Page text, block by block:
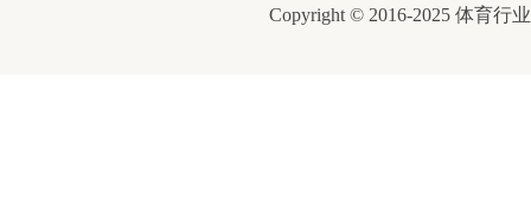
Copyright © 2016-2025 体育行